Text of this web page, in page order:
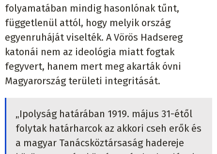
folyamatában mindig hasonlónak tűnt,
függetlenül attól, hogy melyik ország
egyenruháját viselték. A Vörös Hadsereg
katonái nem az ideológia miatt fogtak
fegyvert, hanem mert meg akarták óvni
Magyarország területi integritását.
„Ipolyság határában 1919. május 31-étől
folytak határharcok az akkori cseh erők és
a magyar Tanácsköztársaság hadereje